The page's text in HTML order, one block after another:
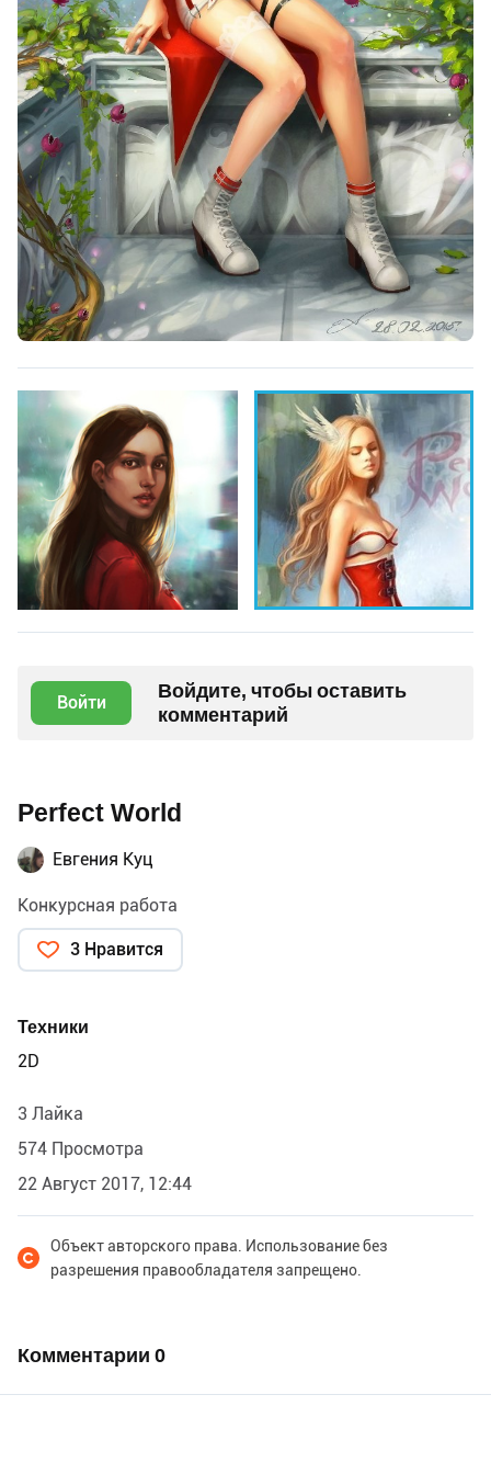
Войти
Войдите, чтобы оставить
комментарий
Perfect World
Евгения Куц
Конкурсная работа
3 Нравится
Техники
2D
3 Лайка
574 Просмотра
22 Август 2017, 12:44
Объект авторского права. Использование без
разрешения правообладателя запрещено.
Комментарии 0